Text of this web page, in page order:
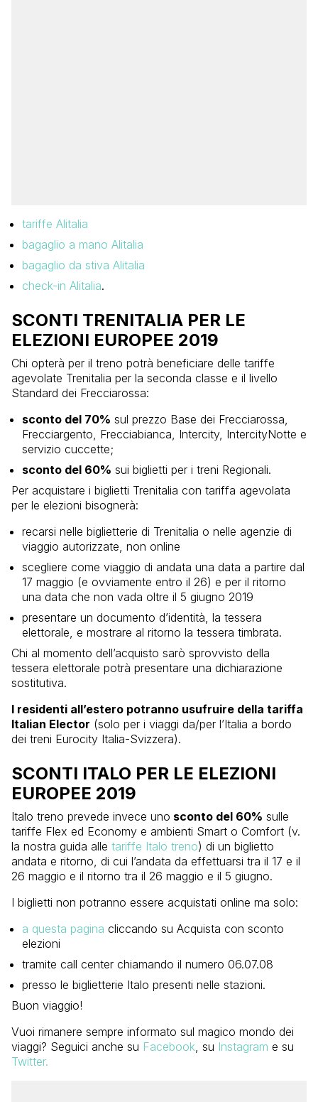
tariffe Alitalia
bagaglio a mano Alitalia
bagaglio da stiva Alitalia
check-in Alitalia.
SCONTI TRENITALIA PER LE
ELEZIONI EUROPEE 2019
Chi opterà per il treno potrà beneficiare delle tariffe
agevolate Trenitalia per la seconda classe e il livello
Standard dei Frecciarossa:
sconto del 70% sul prezzo Base dei Frecciarossa,
Frecciargento, Frecciabianca, Intercity, IntercityNotte e
servizio cuccette;
sconto del 60% sui biglietti per i treni Regionali.
Per acquistare i biglietti Trenitalia con tariffa agevolata
per le elezioni bisognerà:
recarsi nelle biglietterie di Trenitalia o nelle agenzie di
viaggio autorizzate, non online
scegliere come viaggio di andata una data a partire dal
17 maggio (e ovviamente entro il 26) e per il ritorno
una data che non vada oltre il 5 giugno 2019
presentare un documento d’identità, la tessera
elettorale, e mostrare al ritorno la tessera timbrata.
Chi al momento dell’acquisto sarò sprovvisto della
tessera elettorale potrà presentare una dichiarazione
sostitutiva.
I residenti all’estero potranno usufruire della tariffa
Italian Elector (solo per i viaggi da/per l’Italia a bordo
dei treni Eurocity Italia-Svizzera).
SCONTI ITALO PER LE ELEZIONI
EUROPEE 2019
Italo treno prevede invece uno sconto del 60% sulle
tariffe Flex ed Economy e ambienti Smart o Comfort (v.
la nostra guida alle tariffe Italo treno) di un biglietto
andata e ritorno, di cui l’andata da effettuarsi tra il 17 e il
26 maggio e il ritorno tra il 26 maggio e il 5 giugno.
I biglietti non potranno essere acquistati online ma solo:
a questa pagina cliccando su Acquista con sconto
elezioni
tramite call center chiamando il numero 06.07.08
presso le biglietterie Italo presenti nelle stazioni.
Buon viaggio!
Vuoi rimanere sempre informato sul magico mondo dei
viaggi? Seguici anche su Facebook, su Instagram e su
Twitter.